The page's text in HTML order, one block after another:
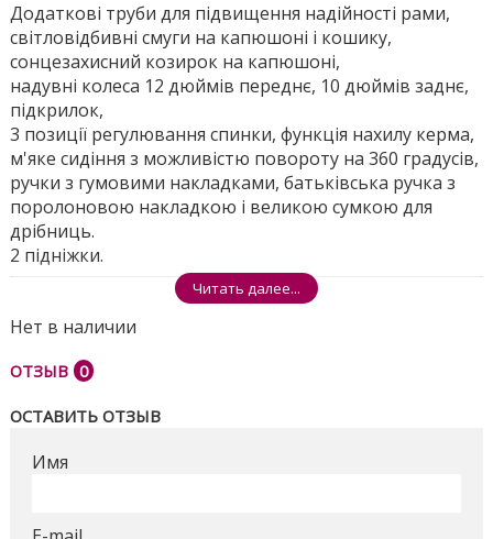
Додаткові труби для підвищення надійності рами,
світловідбивні смуги на капюшоні і кошику,
сонцезахисний козирок на капюшоні,
надувні колеса 12 дюймів переднє, 10 дюймів заднє,
підкрилок,
3 позиції регулювання спинки, функція нахилу керма,
м'яке сидіння з можливістю повороту на 360 градусів,
ручки з гумовими накладками, батьківська ручка з
поролоновою накладкою і великою сумкою для
дрібниць.
2 підніжки.
Розміри ящика - 64 * 33 * 41см
Поделиться
Читать далее...
Нет в наличии
ОТЗЫВ 0
ОСТАВИТЬ ОТЗЫВ
Имя